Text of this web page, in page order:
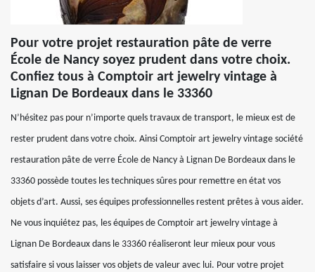
Pour votre projet restauration pâte de verre
École de Nancy soyez prudent dans votre choix.
Confiez tous à Comptoir art jewelry vintage à
Lignan De Bordeaux dans le 33360
N’hésitez pas pour n’importe quels travaux de transport, le mieux est de
rester prudent dans votre choix. Ainsi Comptoir art jewelry vintage société
restauration pâte de verre École de Nancy à Lignan De Bordeaux dans le
33360 possède toutes les techniques sûres pour remettre en état vos
objets d’art. Aussi, ses équipes professionnelles restent prêtes à vous aider.
Ne vous inquiétez pas, les équipes de Comptoir art jewelry vintage à
Lignan De Bordeaux dans le 33360 réaliseront leur mieux pour vous
satisfaire si vous laisser vos objets de valeur avec lui. Pour votre projet